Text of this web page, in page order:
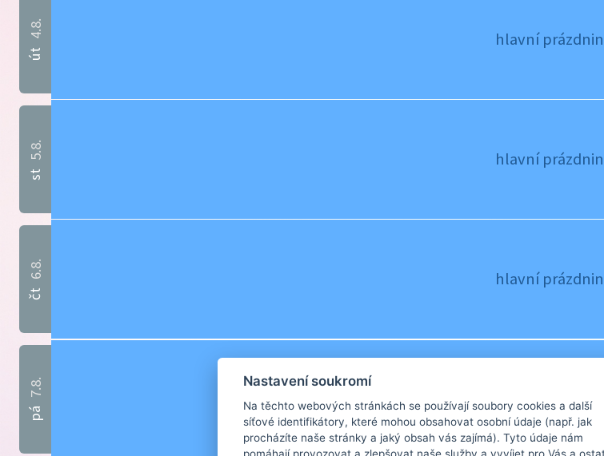
út
4.8.
hlavní
st
5.8. hlavní
čt
6.8. hlavní
pá
7.8.
hlavní prázdniny
Nastavení soukromí
Na těchto webových stránkách se používají soubory cookies a další
síťové identifikátory, které mohou obsahovat osobní údaje (např. jak
procházíte naše stránky a jaký obsah vás zajímá). Tyto údaje nám